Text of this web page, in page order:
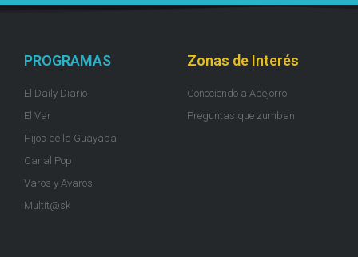
PROGRAMAS
El Daily Diario
El Var
Hijos de la Guayaba
Canal Pop
Varos y Avaros
Multit@sk
Zonas de Interés
Conociendo a Abejorro
Preguntas que zumban